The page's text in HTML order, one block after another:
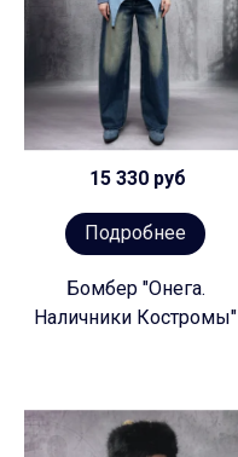
15 330 руб
Подробнее
Бомбер "Онега.
Наличники Костромы"